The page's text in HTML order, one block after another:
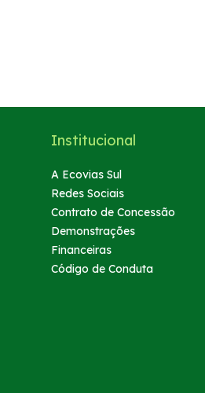
Deficiente Auditivo e de Fala
Dúvidas
Fornecedores
Institucional
A Ecovias Sul
Redes Sociais
Contrato de Concessão
Demonstrações
Financeiras
Código de Conduta